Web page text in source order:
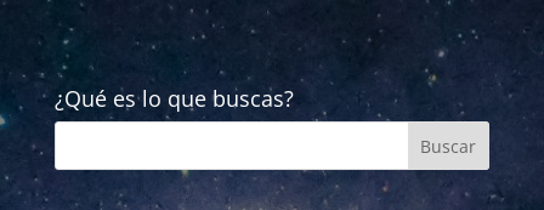
¿Qué es lo que buscas?